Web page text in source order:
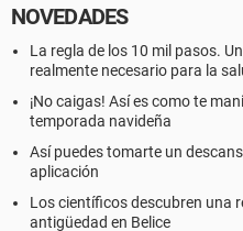
NOVEDADES
La regla de los 10 mil pasos.
realmente necesario para la
¡No caigas! Así es como te
temporada navideña
Así puedes tomarte un
aplicación
Los científicos descubren una
antigüedad en Belice